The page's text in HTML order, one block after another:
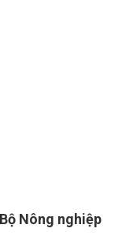
Nông nghiệp